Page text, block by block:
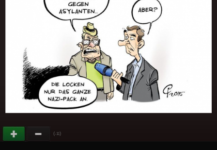
(-11)